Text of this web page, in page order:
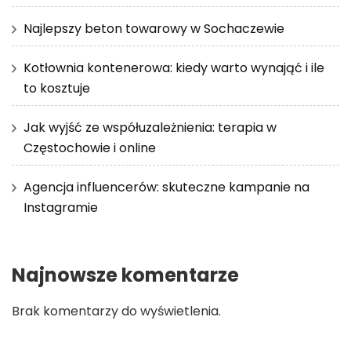
Najlepszy beton towarowy w Sochaczewie
Kotłownia kontenerowa: kiedy warto wynająć i ile
to kosztuje
Jak wyjść ze współuzależnienia: terapia w
Częstochowie i online
Agencja influencerów: skuteczne kampanie na
Instagramie
Najnowsze komentarze
Brak komentarzy do wyświetlenia.